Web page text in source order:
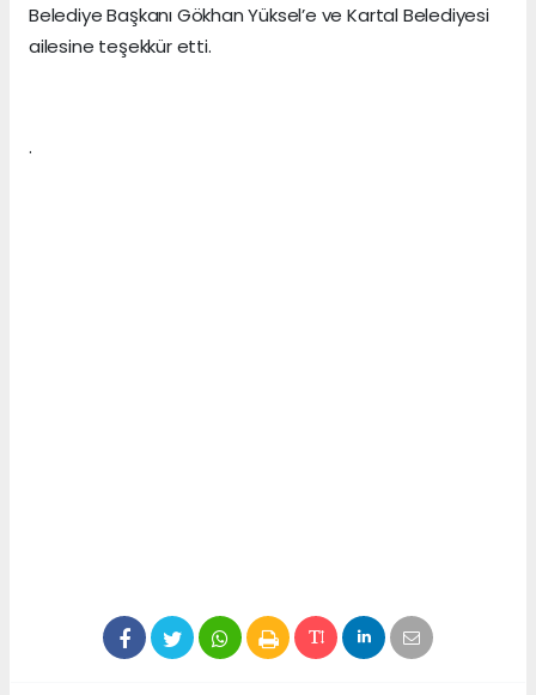
Belediye Başkanı Gökhan Yüksel’e ve Kartal Belediyesi
ailesine teşekkür etti.
.